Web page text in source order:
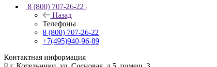
8 (800) 707-26-22
Назад
Телефоны
8 (800) 707-26-22
+7(495)940-96-89
Контактная информация